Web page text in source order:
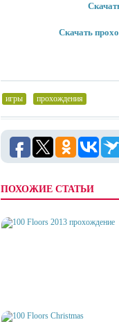
Скачать
игры прохождения
ПОХОЖИЕ СТАТЬИ